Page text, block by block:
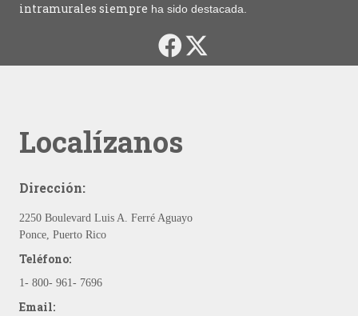
intramurales siempre ha sido destacada.
Localízanos
Dirección:
2250 Boulevard Luis A. Ferré Aguayo
Ponce, Puerto Rico
Teléfono:
1- 800- 961- 7696
Email: